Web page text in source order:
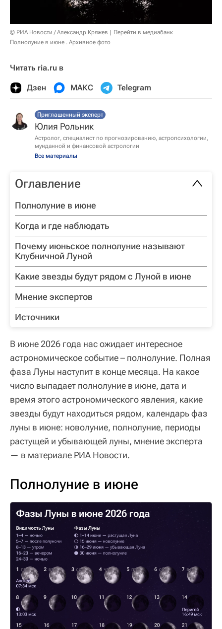
© РИА Новости / Александр Кряжев
Перейти в медиабанк
Полнолуние в июне . Архивное фото
Читать ria.ru в
Дзен МАКС Telegram
Приглашенный эксперт
Юлия Рольник
Астролог, специалист по прогнозированию, астропсихологии,
мунданной и финансовой астрологии
Все материалы
Оглавление
Полнолуние в июне
Когда и где наблюдать
Почему июньское полнолуние называют
Клубничной Луной
Какие звезды будут рядом с Луной в июне
Мнение экспертов
Источники
В июне 2026 года нас ожидает интересное
астрономическое событие – полнолуние. Полная
фаза Луны наступит в конце месяца. На какое
число выпадает полнолуние в июне, дата и
время этого астрономического явления, какие
звезды будут находиться рядом, календарь фаз
луны в июне: новолуние, полнолуние, периоды
растущей и убывающей луны, мнение эксперта
— в материале РИА Новости.
Полнолуние в июне